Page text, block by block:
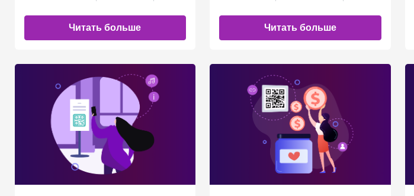
Читать больше Читать больше